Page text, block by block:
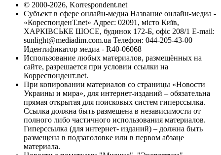
© 2000-2026, Korrespondent.net
Субъект в сфере онлайн-медиа Название онлайн-медиа -
«КореспонденТ.net» Адрес: 02091, місто Київ,
ХАРКІВСЬКЕ ШОСЕ, будинок 172-Б, офіс 208/1 E-mail:
sunlight@mediadim.com.ua Телефон: 044-205-43-00
Идентификатор медиа - R40-06068
Использование любых материалов, размещённых на
сайте, разрешается при условии ссылки на
Корреспондент.net.
При копировании материалов со страницы «Новости
Украины и мира», для интернет-изданий – обязательна
прямая открытая для поисковых систем гиперссылка.
Ссылка должна быть размещена в независимости от
полного либо частичного использования материалов.
Гиперссылка (для интернет- изданий) – должна быть
размещена в подзаголовке или в первом абзаце
материала.